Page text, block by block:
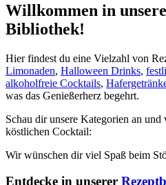
Willkommen in
Bibliothek!
Hier findest du eine Vielzahl von
Limonaden, Halloween Drinks,
alkoholfreie Cocktails,
was das Genießerherz begehrt.
Schau dir unsere Kategorien an und
köstlichen Cocktail:
Wir wünschen dir viel Spaß beim
Entdecke in unserer